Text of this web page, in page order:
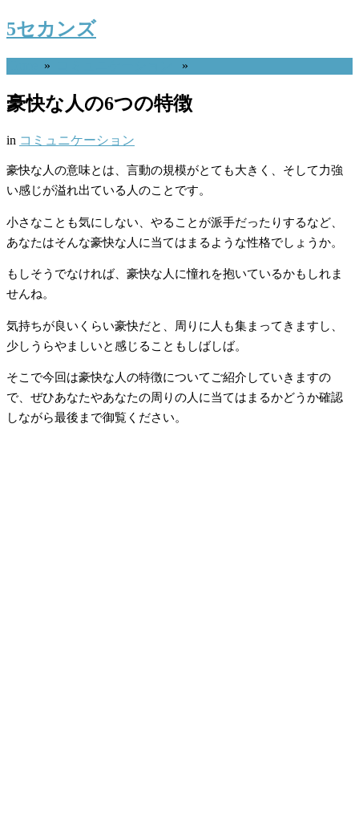
5セカンズ
» »
豪快な人の6つの特徴
in コミュニケーション
豪快な人の意味とは、言動の規模がとても大きく、そして力強
い感じが溢れ出ている人のことです。
小さなことも気にしない、やることが派手だったりするなど、
あなたはそんな豪快な人に当てはまるような性格でしょうか。
もしそうでなければ、豪快な人に憧れを抱いているかもしれま
せんね。
気持ちが良いくらい豪快だと、周りに人も集まってきますし、
少しうらやましいと感じることもしばしば。
そこで今回は豪快な人の特徴についてご紹介していきますの
で、ぜひあなたやあなたの周りの人に当てはまるかどうか確認
しながら最後まで御覧ください。